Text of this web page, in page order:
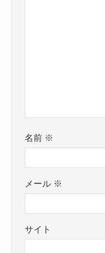
名前 ※
メール ※
サイト